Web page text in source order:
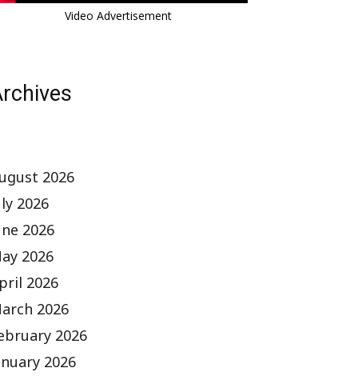
Video Advertisement
2026
2026
2026
2026
2026
2026
2026
2026